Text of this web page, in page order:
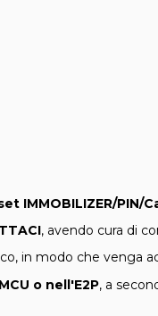
IMMOBILIZER/PIN/
, avendo cura di
in modo che venga
MCU o nell'E2P, a